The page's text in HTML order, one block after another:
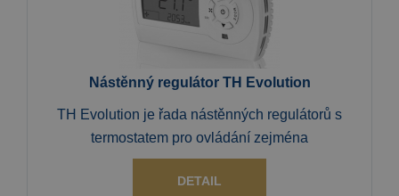
Nástěnný regulátor TH Evolution
TH Evolution je řada nástěnných regulátorů s
termostatem pro ovládání zejména
DETAIL